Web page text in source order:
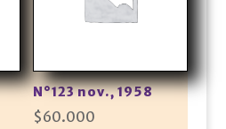
N°123 nov., 1958
$60.000